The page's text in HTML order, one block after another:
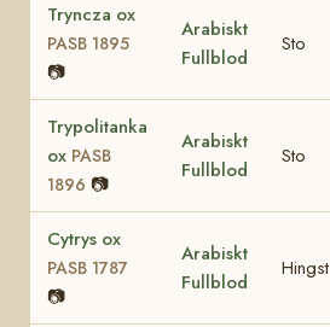
Tryncza ox
PASB 1895
📷
Arabiskt
Fullblod
Sto
Trypolitanka
ox PASB
1896 📷
Arabiskt
Fullblod
Sto
Cytrys ox
PASB 1787
📷
Arabiskt
Fullblod
Hingst